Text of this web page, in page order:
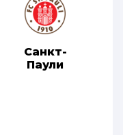
Санкт-
Паули